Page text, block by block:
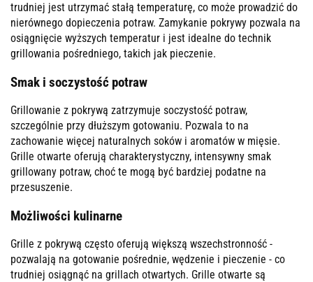
trudniej jest utrzymać stałą temperaturę, co może prowadzić do
nierównego dopieczenia potraw. Zamykanie pokrywy pozwala na
osiągnięcie wyższych temperatur i jest idealne do technik
grillowania pośredniego, takich jak pieczenie.
Smak i soczystość potraw
Grillowanie z pokrywą zatrzymuje soczystość potraw,
szczególnie przy dłuższym gotowaniu. Pozwala to na
zachowanie więcej naturalnych soków i aromatów w mięsie.
Grille otwarte oferują charakterystyczny, intensywny smak
grillowany potraw, choć te mogą być bardziej podatne na
przesuszenie.
Możliwości kulinarne
Grille z pokrywą często oferują większą wszechstronność -
pozwalają na gotowanie pośrednie, wędzenie i pieczenie - co
trudniej osiągnąć na grillach otwartych. Grille otwarte są